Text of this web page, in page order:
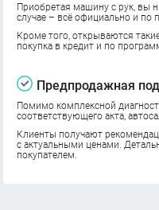
Приобретая машину с рук, вы
случае – всё официально и по
Кроме того, открываются
покупка в кредит и по
Предпродажная
Помимо комплексной
соответствующего акта,
Клиенты получают
с актуальными ценами.
покупателем.